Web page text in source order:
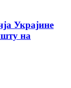
Украјине
на